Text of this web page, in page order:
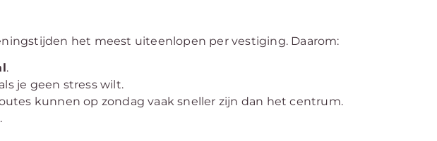
het meest uiteenlopen per vestiging. Daarom:
.
je geen stress wilt.
kunnen op zondag vaak sneller zijn dan het centrum.
.